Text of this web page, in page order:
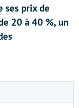
ses prix de
20 à 40 %, un